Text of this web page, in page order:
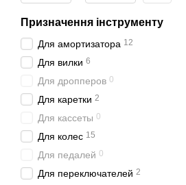
Призначення інструменту
Для амортизатора 12
Для вилки 6
Для дропперов 0
Для каретки 2
Для кассеты 0
Для колес 15
Для педалей 0
Для переключателей 2